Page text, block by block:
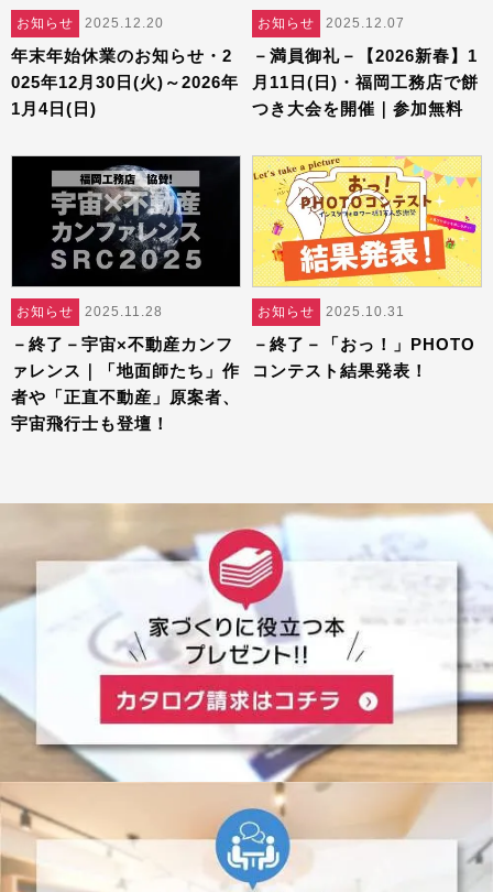
お知らせ 2025.12.20
年末年始休業のお知らせ・2
025年12月30日(火)～2026年
1月4日(日)
お知らせ 2025.12.07
－満員御礼－【2026新春】1
月11日(日)・福岡工務店で餅
つき大会を開催｜参加無料
お知らせ 2025.11.28
－終了－宇宙×不動産カンフ
ァレンス｜「地面師たち」作
者や「正直不動産」原案者、
宇宙飛行士も登壇！
お知らせ 2025.10.31
－終了－「おっ！」PHOTO
コンテスト結果発表！